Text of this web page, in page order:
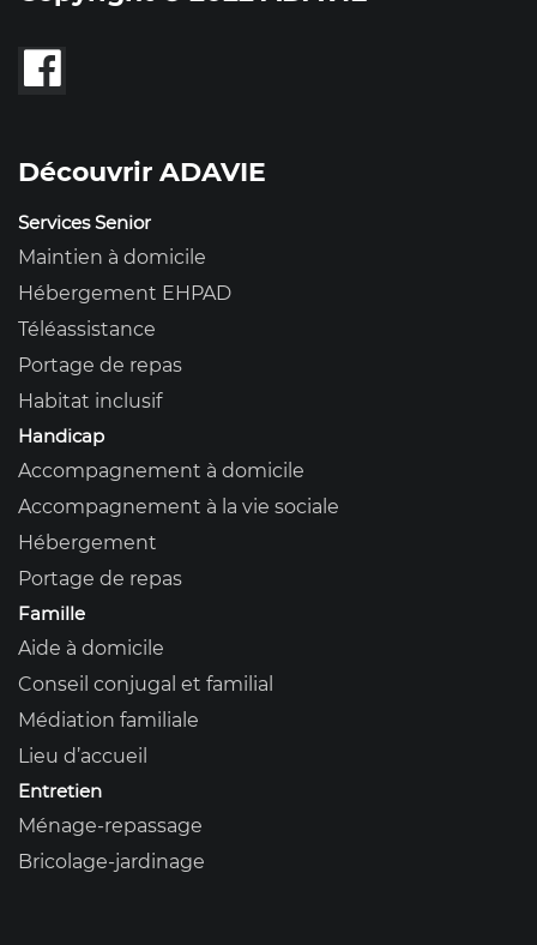
Découvrir ADAVIE
Services Senior
Maintien à domicile
Hébergement EHPAD
Téléassistance
Portage de repas
Habitat inclusif
Handicap
Accompagnement à domicile
Accompagnement à la vie sociale
Hébergement
Portage de repas
Famille
Aide à domicile
Conseil conjugal et familial
Médiation familiale
Lieu d’accueil
Entretien
Ménage-repassage
Bricolage-jardinage